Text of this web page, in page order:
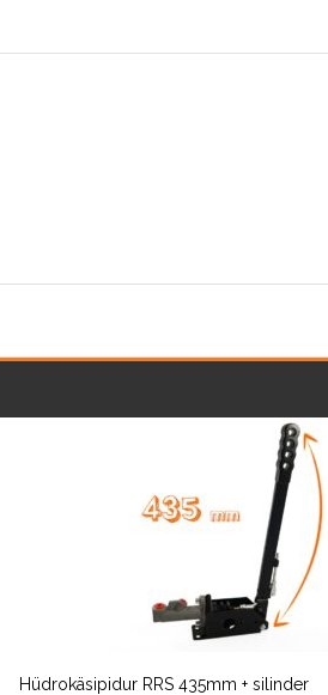
Hüdrokäsipidur RRS 435mm + silinder